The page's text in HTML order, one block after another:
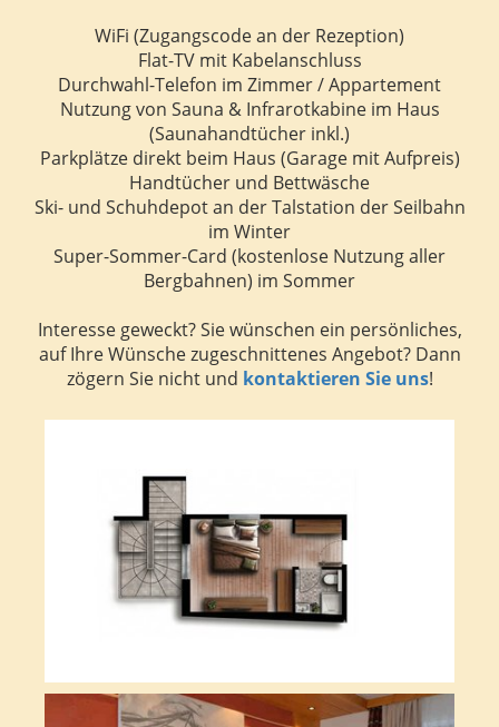
WiFi (Zugangscode an der Rezeption)
Flat-TV mit Kabelanschluss
Durchwahl-Telefon im Zimmer / Appartement
Nutzung von Sauna & Infrarotkabine im Haus
(Saunahandtücher inkl.)
Parkplätze direkt beim Haus (Garage mit Aufpreis)
Handtücher und Bettwäsche
Ski- und Schuhdepot an der Talstation der Seilbahn
im Winter
Super-Sommer-Card (kostenlose Nutzung aller
Bergbahnen) im Sommer
Interesse geweckt? Sie wünschen ein persönliches,
auf Ihre Wünsche zugeschnittenes Angebot? Dann
zögern Sie nicht und kontaktieren Sie uns!